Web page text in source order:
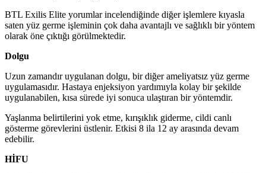
BTL Exilis Elite yorumlar incelendiğinde diğer işlemlere kıyasla
saten yüz germe işleminin çok daha avantajlı ve sağlıklı bir yöntem
olarak öne çıktığı görülmektedir.
Dolgu
Uzun zamandır uygulanan dolgu, bir diğer ameliyatsız yüz germe
uygulamasıdır. Hastaya enjeksiyon yardımıyla kolay bir şekilde
uygulanabilen, kısa sürede iyi sonuca ulaştıran bir yöntemdir.
Yaşlanma belirtilerini yok etme, kırışıklık giderme, cildi canlı
gösterme görevlerini üstlenir. Etkisi 8 ila 12 ay arasında devam
edebilir.
HİFU